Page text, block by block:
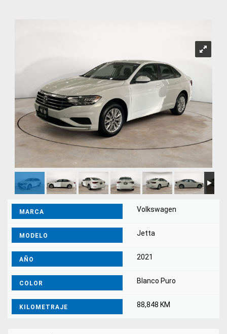
MARCA Volkswagen
MODELO Jetta
AÑO 2021
COLOR Blanco Puro
KILOMETRAJE 88,848 KM